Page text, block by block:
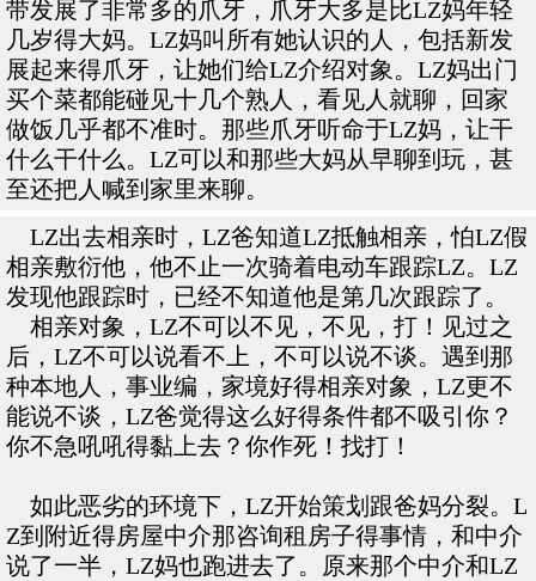
带发展了非常多的爪牙，爪牙大多是比LZ妈年轻
几岁得大妈。LZ妈叫所有她认识的人，包括新发
展起来得爪牙，让她们给LZ介绍对象。LZ妈出门
买个菜都能碰见十几个熟人，看见人就聊，回家
做饭几乎都不准时。那些爪牙听命于LZ妈，让干
什么干什么。LZ可以和那些大妈从早聊到玩，甚
至还把人喊到家里来聊。
LZ出去相亲时，LZ爸知道LZ抵触相亲，怕LZ假
相亲敷衍他，他不止一次骑着电动车跟踪LZ。LZ
发现他跟踪时，已经不知道他是第几次跟踪了。
相亲对象，LZ不可以不见，不见，打！见过之
后，LZ不可以说看不上，不可以说不谈。遇到那
种本地人，事业编，家境好得相亲对象，LZ更不
能说不谈，LZ爸觉得这么好得条件都不吸引你？
你不急吼吼得黏上去？你作死！找打！
如此恶劣的环境下，LZ开始策划跟爸妈分裂。L
Z到附近得房屋中介那咨询租房子得事情，和中介
说了一半，LZ妈也跑进去了。原来那个中介和LZ